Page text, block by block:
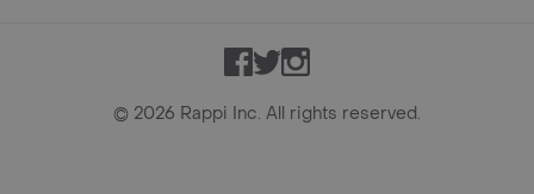
Facebook
TwitterInstagram
© 2026 Rappi Inc. All rights reserved.